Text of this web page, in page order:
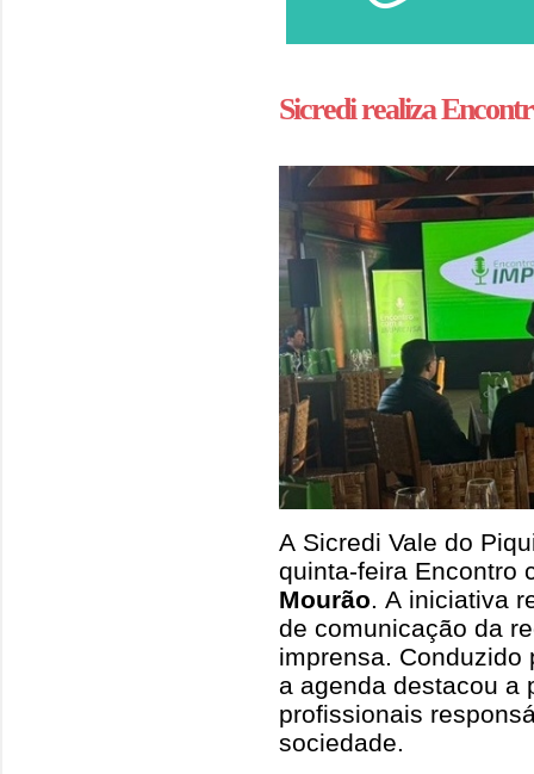
Sicredi realiza
A Sicredi Vale do
quinta-feira Encontro
Mourão . A iniciativa
de comunicação da
imprensa. Conduzido
a agenda destacou a
profissionais
sociedade.